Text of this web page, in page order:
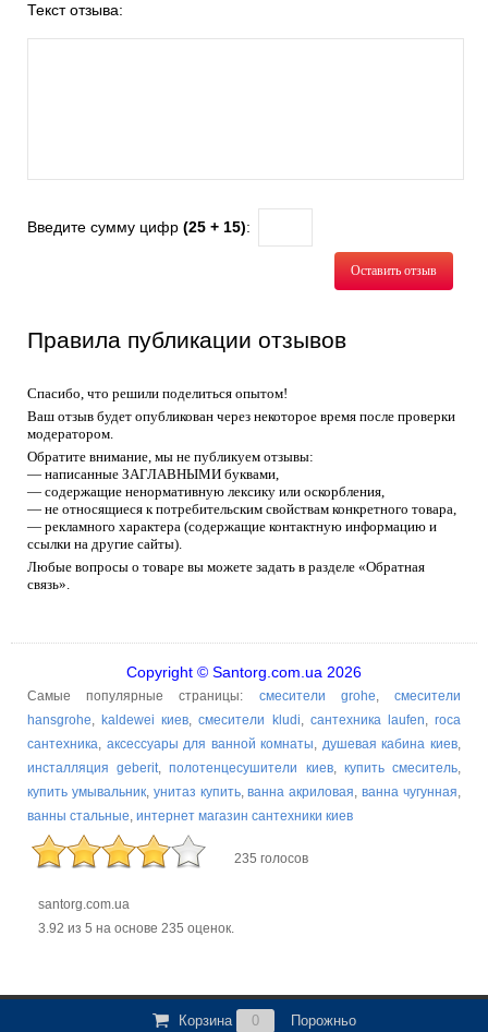
Текст отзыва:
Введите сумму цифр (25 + 15):
Оставить отзыв
Правила публикации отзывов
Спасибо, что решили поделиться опытом!
Ваш отзыв будет опубликован через некоторое время после проверки
модератором.
Обратите внимание, мы не публикуем отзывы:
— написанные ЗАГЛАВНЫМИ буквами,
— содержащие ненормативную лексику или оскорбления,
— не относящиеся к потребительским свойствам конкретного товара,
— рекламного характера (содержащие контактную информацию и
ссылки на другие сайты).
Любые вопросы о товаре вы можете задать в разделе «Обратная
связь».
Copyright © Santorg.com.ua 2026
Самые популярные страницы: смесители grohe,смесители
hansgrohe, kaldewei киев,смесители kludi, сантехника laufen,roca
сантехника, аксессуары для ванной комнаты, душевая кабина киев,
инсталляция geberit,полотенцесушители киев, купить смеситель,
купить умывальник, унитаз купить,ванна акриловая,ванна чугунная,
ванны стальные, интернет магазин сантехники киев
235 голосов
santorg.com.ua
3.92 из 5 на основе 235 оценок.
Корзина 0 Порожньо